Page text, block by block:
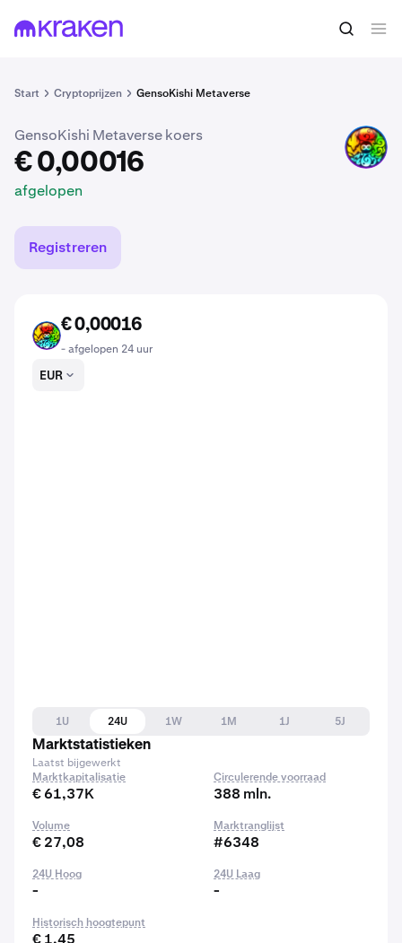
Start Cryptoprijzen GensoKishi Metaverse
€ 0,00016 MV kopen
GensoKishi Metaverse koers
€ 0,00016
afgelopen
MV
Registreren
MV
€ 0,00016
- afgelopen 24 uur
EUR
1U 24U 1W 1M 1J
5J
Marktstatistieken
Laatst bijgewerkt
Marktkapitalisatie
€ 61,37K
Circulerende voorraad
388 mln.
Volume
€ 27,08
Marktranglijst
#6348
24U Hoog
-
24U Laag
-
Historisch hoogtepunt
€ 1,45